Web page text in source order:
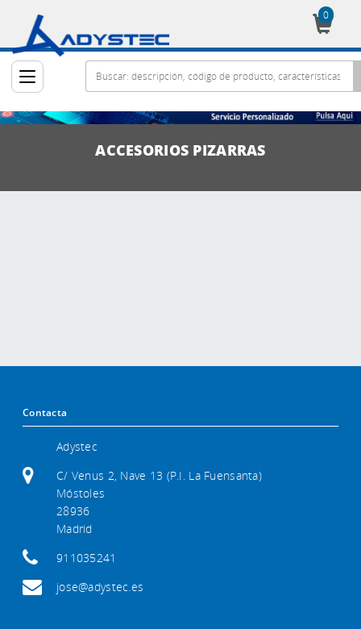
0
ACCESORIOS PIZARRAS
Contacta
Adystec
C/ Venus 2, Nave 13 (P.I. La Fuensanta)
Móstoles
28936
Madrid
911035241
jose@adystec.es